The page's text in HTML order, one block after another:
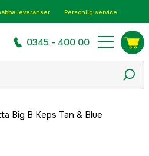
leveranser Personlig service
0345 - 400 00
Big B Keps Tan & Blue